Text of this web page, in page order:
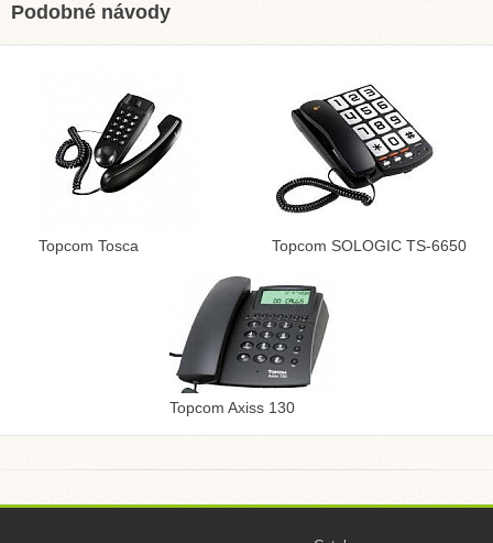
Podobné návody
Topcom Tosca Topcom SOLOGIC TS-6650
Topcom Axiss 130